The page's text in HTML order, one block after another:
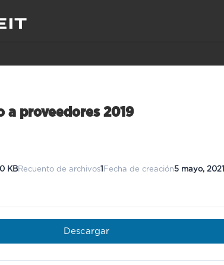
a proveedores 2019
KBRecuento de archivos1 Fecha de creación5 mayo, 2021
Descargar